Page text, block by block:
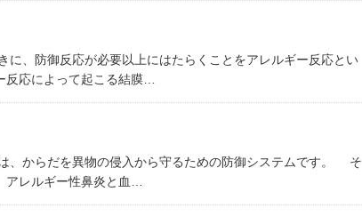
、防御反応が必要以上にはたらくことをアレルギー反応とい
反応によって起こる結膜…
、からだを異物の侵入から守るための防御システムです。 そ
レルギー性鼻炎と血…